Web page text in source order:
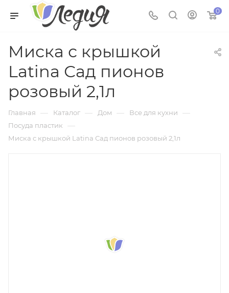
0
Миска с крышкой
Latina Сад пионов
розовый 2,1л
Главная — Каталог — Дом — Все для кухни —
Посуда пластик —
Миска с крышкой Latina Сад пионов розовый 2,1л